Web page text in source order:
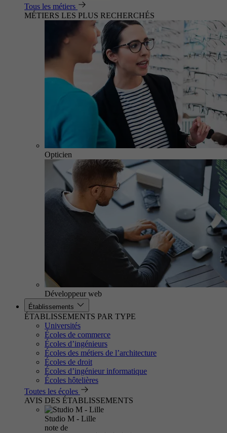
Tous les métiers
MÉTIERS LES PLUS RECHERCHÉS
Opticien
Développeur web
Établissements
ÉTABLISSEMENTS PAR TYPE
Universités
Écoles de commerce
Écoles d’ingénieurs
Écoles des métiers de l’architecture
Écoles de droit
Écoles d’ingénieur informatique
Écoles hôtelières
Toutes les écoles
AVIS DES ÉTABLISSEMENTS
Studio M - Lille
note de